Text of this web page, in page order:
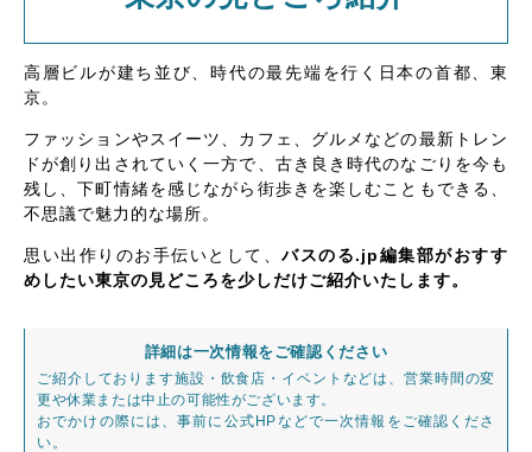
高層ビルが建ち並び、時代の最先端を行く日本の首都、東
京。
ファッションやスイーツ、カフェ、グルメなどの最新トレン
ドが創り出されていく一方で、古き良き時代のなごりを今も
残し、下町情緒を感じながら街歩きを楽しむこともできる、
不思議で魅力的な場所。
思い出作りのお手伝いとして、バスのる.jp編集部がおすす
めしたい東京の見どころを少しだけご紹介いたします。
詳細は一次情報をご確認ください
ご紹介しております施設・飲食店・イベントなどは、営業時間の変
更や休業または中止の可能性がございます。
おでかけの際には、事前に公式HPなどで一次情報をご確認くださ
い。